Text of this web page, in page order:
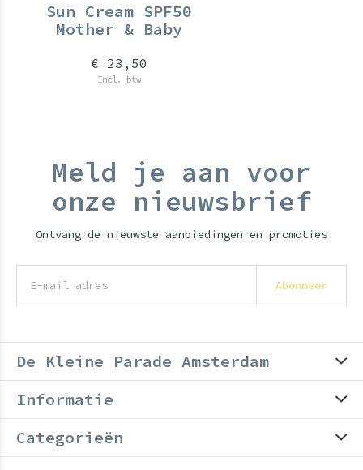
Sun Cream SPF50
Mother & Baby
€ 23,50
Incl. btw
Meld je aan voor
onze nieuwsbrief
Ontvang de nieuwste aanbiedingen en promoties
Abonneer
De Kleine Parade Amsterdam
Informatie
Categorieën